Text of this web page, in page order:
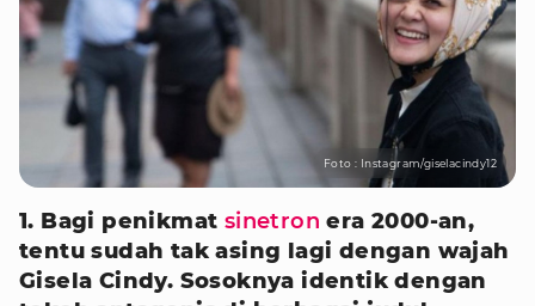
Foto : Instagram/giselacindy12
1. Bagi penikmat sinetron era 2000-an,
tentu sudah tak asing lagi dengan wajah
Gisela Cindy. Sosoknya identik dengan